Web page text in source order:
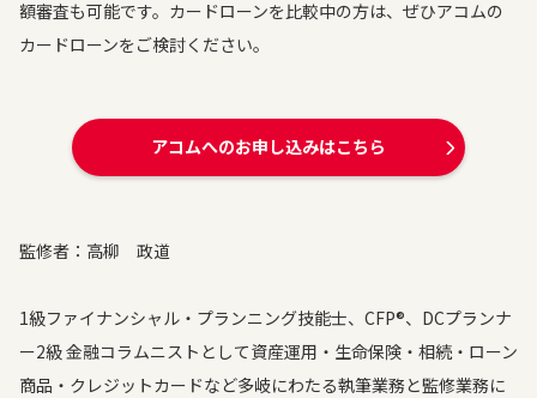
額審査も可能です。カードローンを比較中の方は、ぜひアコムの
カードローンをご検討ください。
アコムへのお申し込みはこちら
監修者：高柳 政道
1級ファイナンシャル・プランニング技能士、CFP®、DCプランナ
ー2級 金融コラムニストとして資産運用・生命保険・相続・ローン
商品・クレジットカードなど多岐にわたる執筆業務と監修業務に